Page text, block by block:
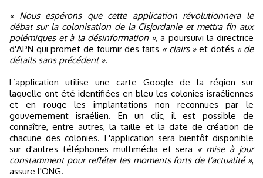
« Nous espérons que cette application révolutionnera le
débat sur la colonisation de la Cisjordanie et mettra fin aux
polémiques et à la désinformation », a poursuivi la directrice
d'APN qui promet de fournir des faits « clairs »et dotés « de
détails sans précédent ».
L’application utilise une carte Google de la région sur
laquelle ont été identifiées en bleu les colonies israéliennes
et en rouge les implantations non reconnues par le
gouvernement israélien. En un clic, il est possible de
connaître, entre autres, la taille et la date de création de
chacune des colonies. L'application sera bientôt disponible
sur d'autres téléphones multimédia et sera « mise à jour
constamment pour refléter les moments forts de l'actualité »,
assure l'ONG.